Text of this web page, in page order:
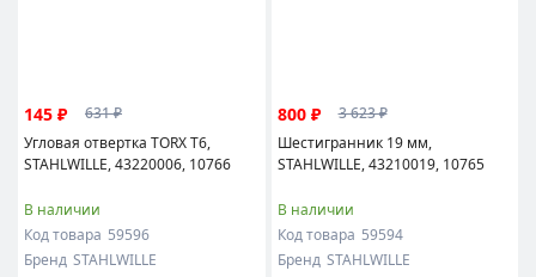
145 ₽
631 ₽
Угловая отвертка TORX T6,
STAHLWILLE, 43220006, 10766
В наличии
Код товара 59596
Бренд STAHLWILLE
800 ₽
3 623 ₽
Шестигранник 19 мм,
STAHLWILLE, 43210019, 10765
В наличии
Код товара 59594
Бренд STAHLWILLE